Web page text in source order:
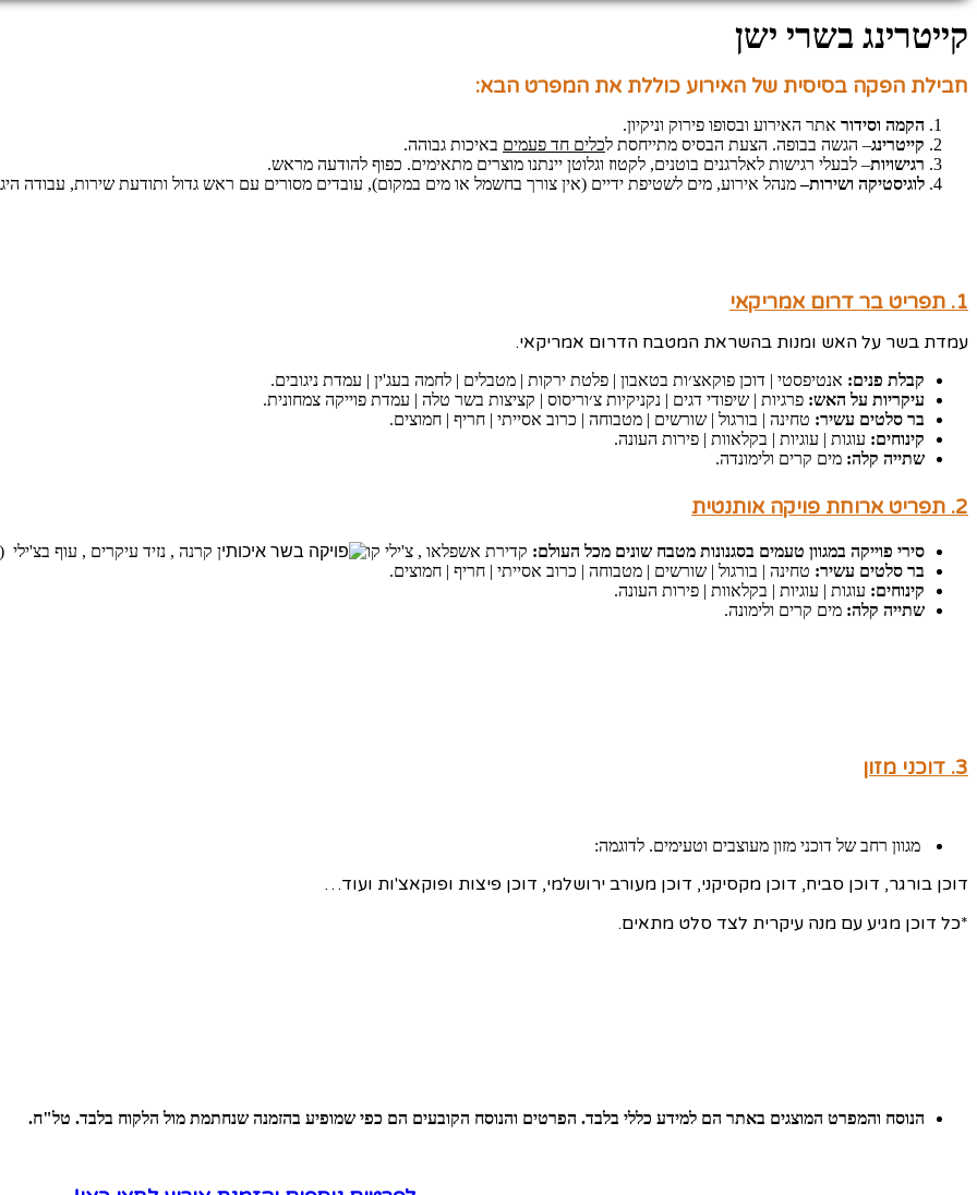
קייטרינג בשרי ישן
חבילת הפקה בסיסית של האירוע כוללת את המפרט הבא:
הקמה וסידור אתר האירוע ובסופו פירוק וניקיון.
קייטרינג– הגשה בבופה. הצעת הבסיס מתייחסת לכלים חד פעמים באיכות גבוהה.
רגישויות– לבעלי רגישות לאלרגנים בוטנים, לקטוז וגלוטן יינתנו מוצרים מתאימים. כפוף להודעה מראש.
לוגיסטיקה ושירות–מנהל אירוע, מים לשטיפת ידיים (אין צורך בחשמל או מים במקום), עובדים מסורים עם ראש גדול ותודעת שירות, עבודה
1. תפריט בר דרום אמריקאי
עמדת בשר על האש ומנות בהשראת המטבח הדרום אמריקאי.
קבלת פנים: אנטיפסטי | דוכן פוקאצ׳ות בטאבון | פלטת ירקות | מטבלים | לחמה בעג'ין | עמדת ניגובים.
עיקריות על האש: פרגיות | שיפודי דגים | נקניקיות צ׳וריסוס | קציצות בשר טלה | עמדת פוייקה צמחונית.
בר סלטים עשיר: טחינה | בורגול | שורשים | מטבוחה | כרוב אסייתי | חריף | חמוצים.
קינוחים: עוגות | עוגיות | בקלאוות | פירות העונה.
שתייה קלה: מים קרים ולימונדה.
2. תפריט ארוחת פויקה אותנטית
סירי פוייקה במגוון טעמים בסגנונות מטבח שונים מכל העולם: קדירת אשפלאו , צ'ילי קו
ן קרנה , נזיד עיקרים , עוף
בר סלטים עשיר: טחינה | בורגול | שורשים | מטבוחה | כרוב אסייתי | חריף | חמוצים.
קינוחים: עוגות | עוגיות | בקלאוות | פירות העונה.
שתייה קלה: מים קרים ולימונה.
3. דוכני מזון
מגוון רחב של דוכני מזון מעוצבים וטעימים. לדוגמה:
דוכן בורגר, דוכן סביח, דוכן מקסיקני, דוכן מעורב ירושלמי, דוכן פיצות ופוקאצ'ות ועוד…
*כל דוכן מגיע עם מנה עיקרית לצד סלט מתאים.
הנוסח והמפרט המוצגים באתר הם למידע כללי בלבד. הפרטים והנוסח הקובעים הם כפי שמופיע בהזמנה שנחתמת מול הלקוח בלבד. טל"ח.